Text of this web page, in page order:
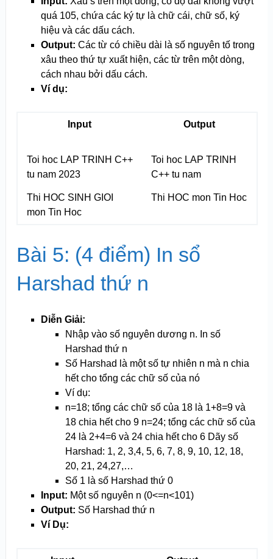
quá 105, chứa các ký tự là chữ cái, chữ số, ký
hiệu và các dấu cách.
Output: Các từ có chiều dài là số nguyên tố trong
xâu theo thứ tự xuất hiện, các từ trên một dòng,
cách nhau bởi dấu cách.
Ví dụ:
Input Output
Toi hoc LAP TRINH C++
tu nam 2023
Toi hoc LAP TRINH
C++ tu nam
Thi HOC SINH GIOI
mon Tin Hoc
Thi HOC mon Tin Hoc
Bài 5: (4 điểm) In sổ
Harshad thứ n
Diễn Giải:
Nhập vào số nguyên dương n. In số
Harshad thứ n
Số Harshad là một số tự nhiên n mà n chia
hết cho tổng các chữ số của nó
Ví dụ:
n=18; tổng các chữ số của 18 là 1+8=9 và
18 chia hết cho 9 n=24; tổng các chữ số của
24 là 2+4=6 và 24 chia hết cho 6 Dãy số
Harshad: 1, 2, 3,4, 5, 6, 7, 8, 9, 10, 12, 18,
20, 21, 24,27,…
Số 1 là số Harshad thứ 0
Input: Một số nguyên n (0<=n<101)
Output: Số Harshad thứ n
Ví Dụ: